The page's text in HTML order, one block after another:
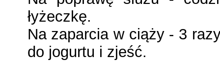
łyżeczkę.
Na zaparcia w ciąży - 3
do jogurtu i zjeść.